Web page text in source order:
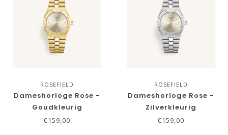
ROSEFIELD
Dameshorloge Rose -
Goudkleurig
€159,00
ROSEFIELD
Dameshorloge Rose -
Zilverkleurig
€159,00